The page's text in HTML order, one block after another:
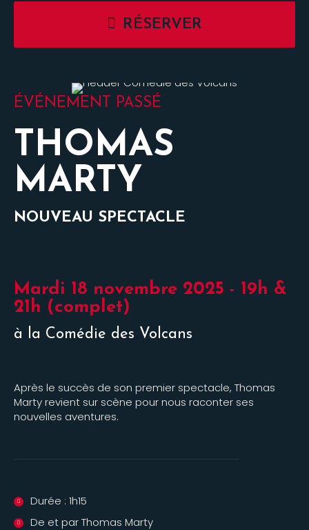
RÉSERVER
ÉVÉNEMENT PASSÉ
THOMAS
MARTY
NOUVEAU SPECTACLE
Mardi 18 novembre 2025 - 19h &
21h (complet)
à la Comédie des Volcans
Après le succès de son premier spectacle, Thomas
Marty revient sur scène pour nous raconter ses
nouvelles aventures.
Durée : 1h15
De et par Thomas Marty